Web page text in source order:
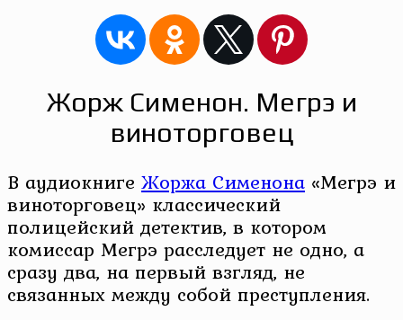
Жорж Сименон. Мегрэ и
виноторговец
В аудиокниге Жоржа Сименона «Мегрэ и
виноторговец» классический
полицейский детектив, в котором
комиссар Мегрэ расследует не одно, а
сразу два, на первый взгляд, не
связанных между собой преступления.